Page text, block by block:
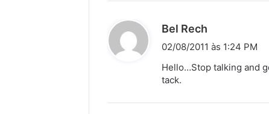
Bel Rech
02/08/2011 às 1:24 PM
Hello…Stop talking and
tack.